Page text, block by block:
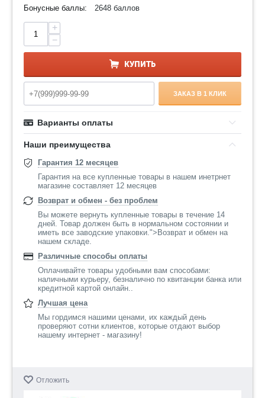
Бонусные баллы: 2648 баллов
+
−
КУПИТЬ
ЗАКАЗ В 1 КЛИК
Варианты оплаты
Наши преимущества
Гарантия 12 месяцев
Гарантия на все купленные товары в нашем инетрнет
магазине составляет 12 месяцев
Возврат и обмен - без проблем
Вы можете вернуть купленные товары в течение 14
дней. Товар должен быть в нормальном состоянии и
иметь все заводские упаковки.">Возврат и обмен на
нашем складе.
Различные способы оплаты
Оплачивайте товары удобными вам способами:
наличными курьеру, безналично по квитанции банка или
кредитной картой онлайн..
Лучшая цена
Мы гордимся нашими ценами, их каждый день
проверяют сотни клиентов, которые отдают выбор
нашему интернет - магазину!
Отложить